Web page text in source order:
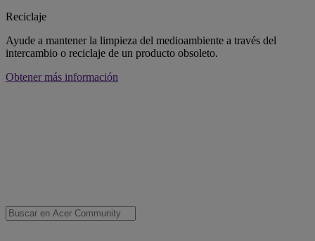
Reciclaje
Ayude a mantener la limpieza del medioambiente a través del
intercambio o reciclaje de un producto obsoleto.
Obtener más información